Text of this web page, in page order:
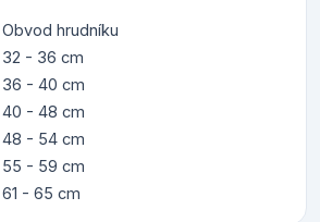
Obvod hrudníku
32 - 36 cm
36 - 40 cm
40 - 48 cm
48 - 54 cm
55 - 59 cm
61 - 65 cm